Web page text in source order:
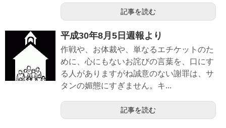
記事を読む
平成30年8月5日週報より
作戦や、お体裁や、単なるエチケットのた
めに、心にもないお詫びの言葉を、口にす
る人がありますがね誠意のない謝罪は、サ
タンの媚態にすぎません。キ...
記事を読む